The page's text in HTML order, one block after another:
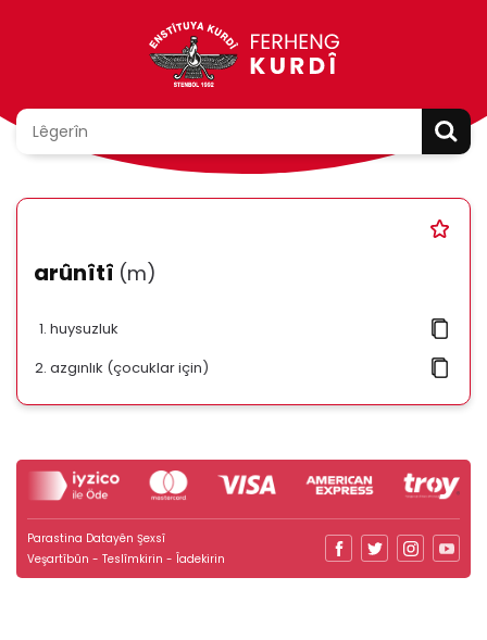
arûnîtî (m)
huysuzluk
azgınlık (çocuklar için)
Parastina Datayên Şexsî
Veşartîbûn - Teslîmkirin - Îadekirin